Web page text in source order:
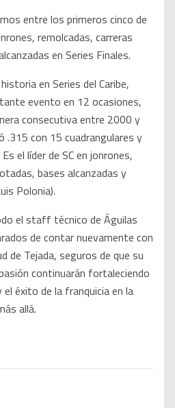
entre los primeros cinco de
remolcadas, carreras
en Series Finales.
en Series del Caribe,
evento en 12 ocasiones,
consecutiva entre 2000 y
.315 con 15 cuadrangulares y
el líder de SC en jonrones,
bases alcanzadas y
Polonia).
el staff técnico de Águilas
de contar nuevamente con
de Tejada, seguros de que su
continuarán fortaleciendo
éxito de la franquicia en la
allá.